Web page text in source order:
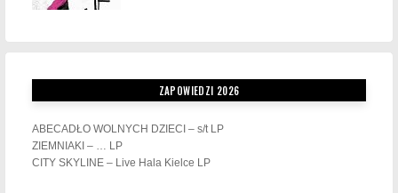
ZAPOWIEDZI 2026
ABECADŁO WOLNYCH DZIECI – s/t LP
ZIEMNIAKI – … LP
CITY SKYLINE – Live Hala Kielce LP